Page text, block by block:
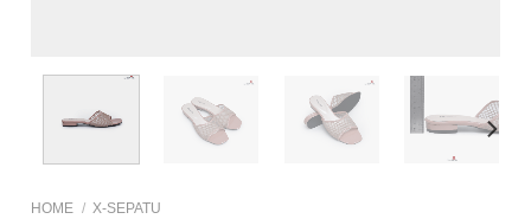
HOME / X-SEPATU